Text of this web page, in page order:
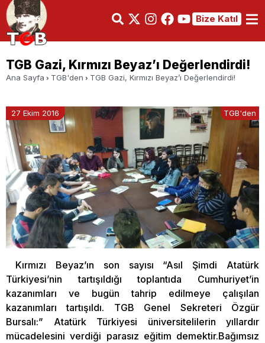
Bize Katıl
TGB Gazi, Kırmızı Beyaz’ı Değerlendirdi!
Ana Sayfa TGB'den TGB Gazi, Kırmızı Beyaz’ı Değerlendirdi!
27 Ekim 2016 TGB'den
Kırmızı Beyaz’ın son sayısı “Asıl Şimdi Atatürk
Türkiyesi’nin tartışıldığı toplantıda Cumhuriyet’in
kazanımları ve bugün tahrip edilmeye çalışılan
kazanımları tartışıldı. TGB Genel Sekreteri Özgür
Bursalı:” Atatürk Türkiyesi üniversitelilerin yıllardır
mücadelesini verdiği parasız eğitim demektir.Bağımsız